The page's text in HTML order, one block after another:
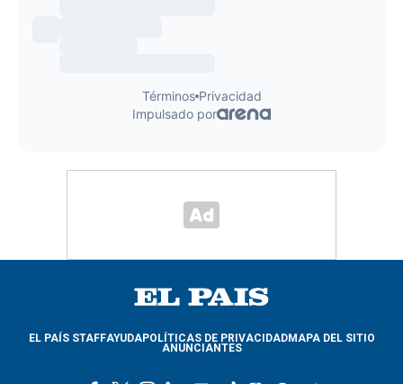
EL PAÍS STAFFAYUDAPOLÍTICAS DE PRIVACIDADMAPA DEL SITIO
ANUNCIANTES